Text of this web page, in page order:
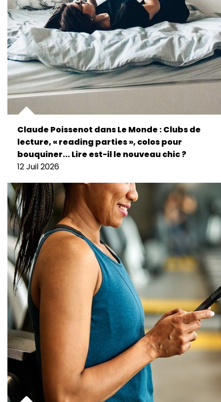
Claude Poissenot dans Le Monde : Clubs de
lecture, « reading parties », colos pour
bouquiner... Lire est-il le nouveau chic ?
12 Juil 2026